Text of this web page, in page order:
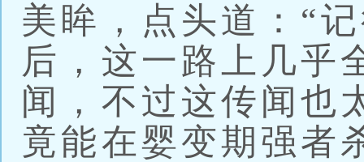
美眸，点头道：“
后，这一路上几乎
闻，不过这传闻也
竟能在婴变期强者